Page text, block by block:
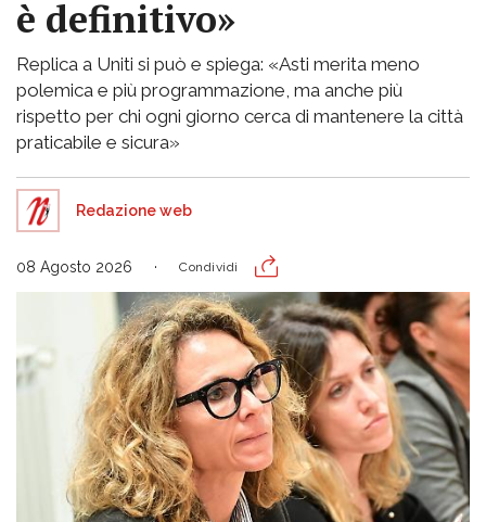
è definitivo»
Replica a Uniti si può e spiega: «Asti merita meno
polemica e più programmazione, ma anche più
rispetto per chi ogni giorno cerca di mantenere la città
praticabile e sicura»
Redazione web
08 Agosto 2026 Condividi